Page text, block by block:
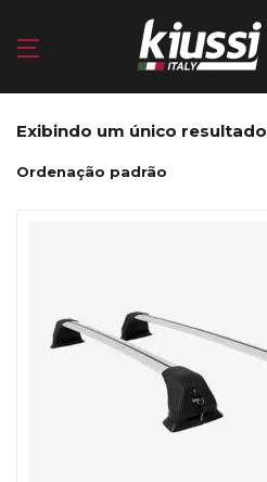
Exibindo um único resultado